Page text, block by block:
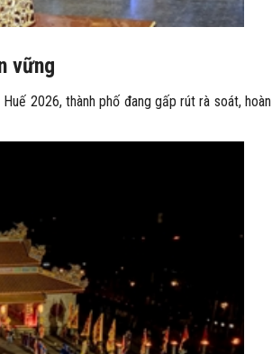
vững
2026, thành phố đang gấp rút rà soát, hoàn